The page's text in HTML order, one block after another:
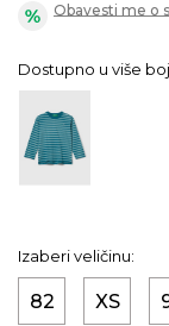
Obavesti me o
Dostupno u više
Izaberi veličinu:
82 XS